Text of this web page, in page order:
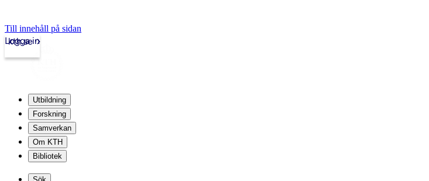
Till innehåll på sidan
kth.se
Logga in
Utbildning
Forskning
Samverkan
Om KTH
Bibliotek